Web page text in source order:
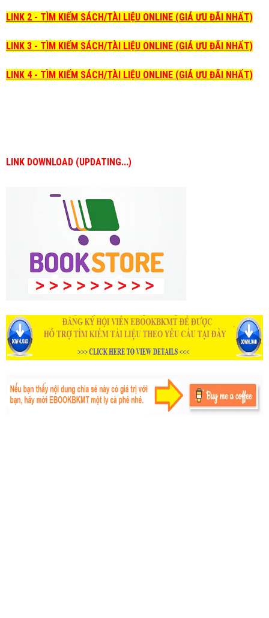
LINK 2 - TÌM KIẾM SÁCH/TÀI LIỆU ONLINE (GIÁ ƯU ĐÃI NHẤT)
LINK 3 - TÌM KIẾM SÁCH/TÀI LIỆU ONLINE (GIÁ ƯU ĐÃI NHẤT)
LINK 4 - TÌM KIẾM SÁCH/TÀI LIỆU ONLINE (GIÁ ƯU ĐÃI NHẤT)
LINK DOWNLOAD (UPDATING...)